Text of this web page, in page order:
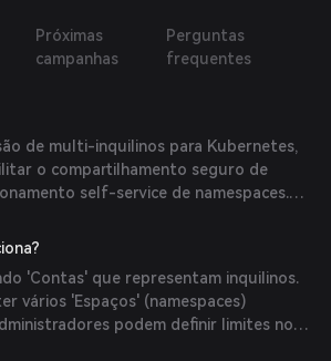
Próximas
campanhas
Perguntas
frequentes
de multi-inquilinos para Kubernetes,
o compartilhamento seguro de
self-service de namespaces.
gerenciem vários inquilinos
cluster Kubernetes de forma eficiente.
'Contas' que representam inquilinos.
vários 'Espaços' (namespaces)
podem definir limites no
e cotas de recursos para cada Conta,